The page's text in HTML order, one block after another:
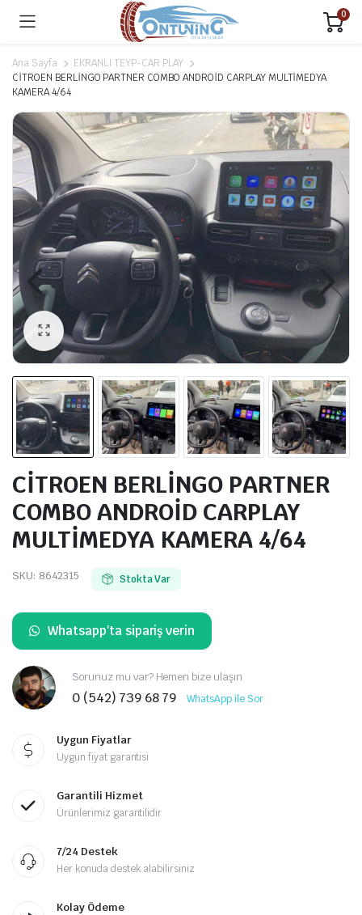
0
Ana Sayfa
EKRANLI TEYP-CAR PLAY
CİTROEN BERLİNGO PARTNER COMBO ANDROİD CARPLAY MULTİMEDYA
KAMERA 4/64
CİTROEN BERLİNGO PARTNER
COMBO ANDROİD CARPLAY
MULTİMEDYA KAMERA 4/64
SKU: 8642315 Stokta Var
Whatsapp'ta sipariş verin
Sorunuz mu var? Hemen bize ulaşın
0 (542) 739 68 79 WhatsApp ile Sor
Uygun Fiyatlar
Uygun fiyat garantisi
Garantili Hizmet
Ürünlerimiz garantilidir
7/24 Destek
Her konuda destek alabilirsiniz
Kolay Ödeme